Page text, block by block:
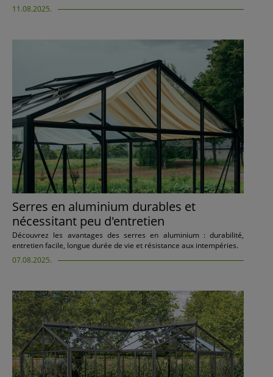
11.08.2025.
Serres en aluminium durables et
nécessitant peu d'entretien
Découvrez les avantages des serres en aluminium : durabilité,
entretien facile, longue durée de vie et résistance aux intempéries.
07.08.2025.